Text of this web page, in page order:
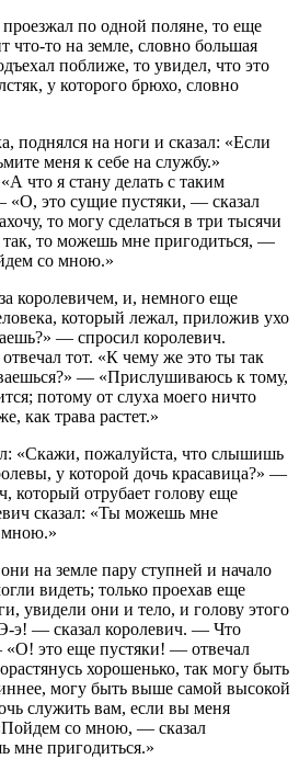
по одной поляне, то еще
что-то на земле, словно большая
поближе, то увидел, что это
у которого брюхо, словно
поднялся на ноги и сказал: «Если
меня к себе на службу.»
что я стану делать с таким
это сущие пустяки, — сказал
то могу сделаться в три тысячи
то можешь мне пригодиться, —
со мною.»
королевичем, и, немного еще
который лежал, приложив ухо
— спросил королевич.
тот. «К чему же это ты так
— «Прислушиваюсь к тому,
потому от слуха моего ничто
как трава растет.»
«Скажи, пожалуйста, что слышишь
у которой дочь красавица?» —
который отрубает голову еще
сказал: «Ты можешь мне
мною.»
на земле пару ступней и начало
видеть; только проехав еще
увидели они и тело, и голову этого
э! — сказал королевич. — Что
«О! это еще пустяки! — отвечал
хорошенько, так могу быть
могу быть выше самой высокой
служить вам, если вы меня
со мною, — сказал
пригодиться.»